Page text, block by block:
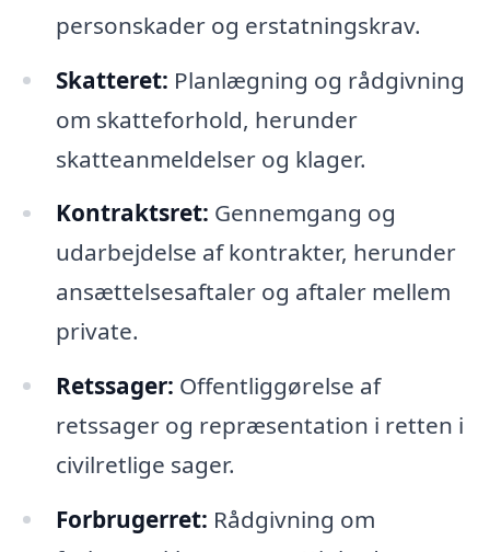
personskader og erstatningskrav.
Skatteret: Planlægning og rådgivning
om skatteforhold, herunder
skatteanmeldelser og klager.
Kontraktsret: Gennemgang og
udarbejdelse af kontrakter, herunder
ansættelsesaftaler og aftaler mellem
private.
Retssager: Offentliggørelse af
retssager og repræsentation i retten i
civilretlige sager.
Forbrugerret: Rådgivning om